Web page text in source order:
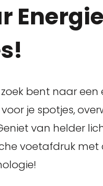
bent naar
je spotjes,
van helder
voetafdruk met